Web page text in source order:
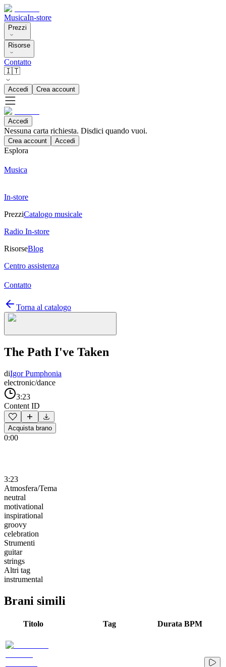
MusicaIn-store
Prezzi
Risorse
Contatto
🇮🇹
Accedi Crea account
Accedi
Nessuna carta richiesta. Disdici quando vuoi.
Crea account Accedi
Esplora
Musica
In-store
PrezziCatalogo musicale
Radio In-store
RisorseBlog
Centro assistenza
Contatto
Torna al catalogo
The Path I've Taken
diIgor Pumphonia
electronic/dance
3:23
Content ID
Acquista brano
0:00
3:23
Atmosfera/Tema
neutral
motivational
inspirational
groovy
celebration
Strumenti
guitar
strings
Altri tag
instrumental
Brani simili
Titolo Tag Durata BPM